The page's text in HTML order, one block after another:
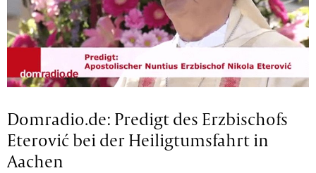
Domradio.de: Predigt des Erzbischofs
Eterović bei der Heiligtumsfahrt in
Aachen